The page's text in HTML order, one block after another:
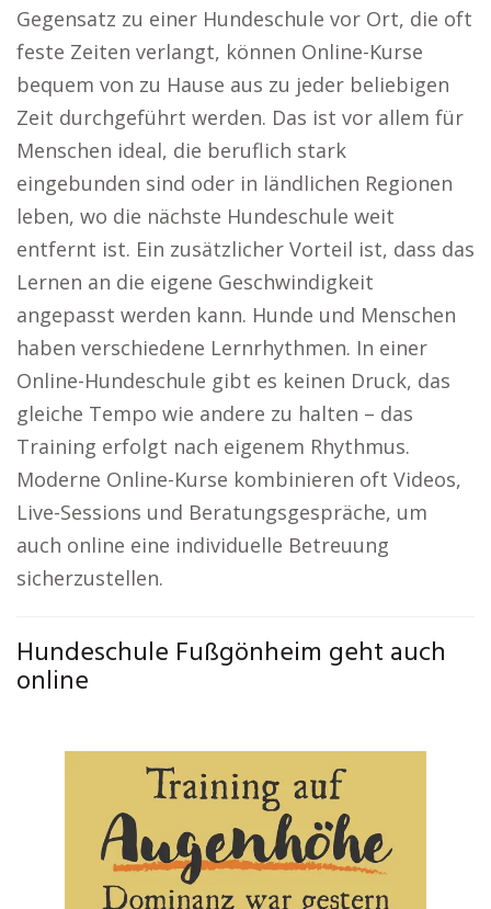
Gegensatz zu einer Hundeschule vor Ort, die oft
feste Zeiten verlangt, können Online-Kurse
bequem von zu Hause aus zu jeder beliebigen
Zeit durchgeführt werden. Das ist vor allem für
Menschen ideal, die beruflich stark
eingebunden sind oder in ländlichen Regionen
leben, wo die nächste Hundeschule weit
entfernt ist. Ein zusätzlicher Vorteil ist, dass das
Lernen an die eigene Geschwindigkeit
angepasst werden kann. Hunde und Menschen
haben verschiedene Lernrhythmen. In einer
Online-Hundeschule gibt es keinen Druck, das
gleiche Tempo wie andere zu halten – das
Training erfolgt nach eigenem Rhythmus.
Moderne Online-Kurse kombinieren oft Videos,
Live-Sessions und Beratungsgespräche, um
auch online eine individuelle Betreuung
sicherzustellen.
Hundeschule Fußgönheim geht auch
online